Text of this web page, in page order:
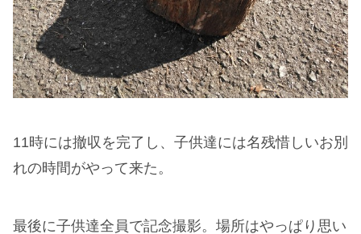
11時には撤収を完了し、子供達には名残惜しいお別
れの時間がやって来た。
最後に子供達全員で記念撮影。場所はやっぱり思い